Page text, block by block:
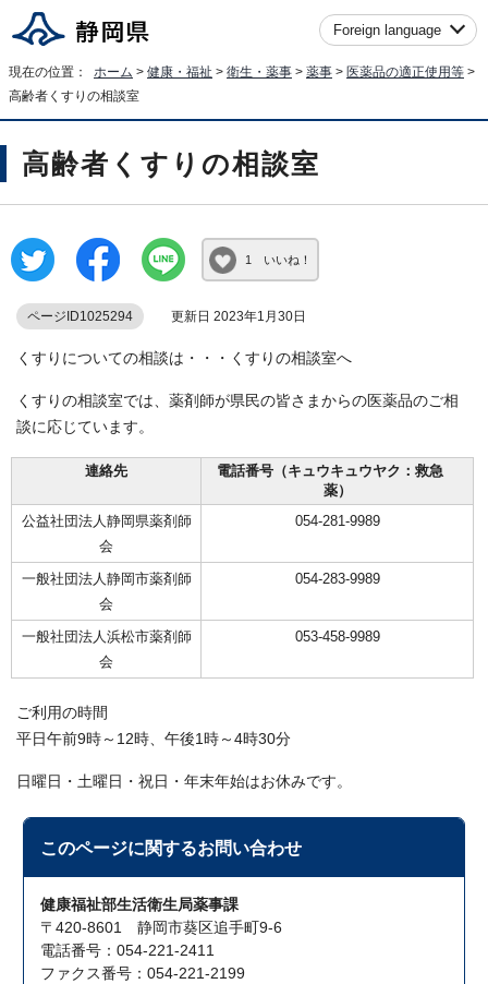
Foreign language
現在の位置： ホーム > 健康・福祉 > 衛生・薬事 > 薬事 > 医薬品の適正使用等 >
高齢者くすりの相談室
高齢者くすりの相談室
1 いいね！
ページID1025294 更新日 2023年1月30日
くすりについての相談は・・・くすりの相談室へ
くすりの相談室では、薬剤師が県民の皆さまからの医薬品のご相
談に応じています。
連絡先
電話番号（キュウキュウヤク：救急
薬）
公益社団法人静岡県薬剤師
会
054-281-9989
一般社団法人静岡市薬剤師
会
054-283-9989
一般社団法人浜松市薬剤師
会
053-458-9989
ご利用の時間
平日午前9時～12時、午後1時～4時30分
日曜日・土曜日・祝日・年末年始はお休みです。
このページに関するお問い合わせ
健康福祉部生活衛生局薬事課
〒420-8601 静岡市葵区追手町9-6
電話番号：054-221-2411
ファクス番号：054-221-2199